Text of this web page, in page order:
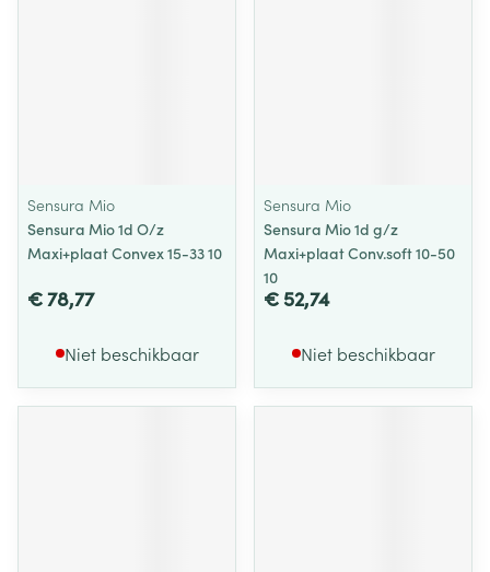
Sensura Mio
Sensura Mio 1d O/z
Maxi+plaat Convex 15-33 10
€ 78,77
Niet beschikbaar
Sensura Mio
Sensura Mio 1d g/z
Maxi+plaat Conv.soft 10-50
10
€ 52,74
Niet beschikbaar